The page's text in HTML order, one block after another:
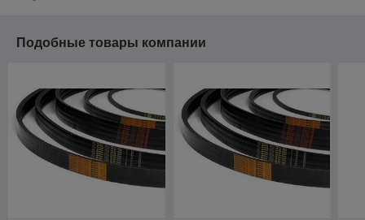
Подобные товары компании